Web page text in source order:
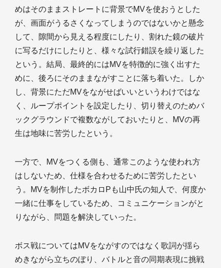
めはそのままストレートに背景でMVを使おうとした
が、画面がうるさくなってしまうのではないかと懸念
して、隙間から見える程度にしたり、割れた鏡の破片
に写るだけにしたりと、様々な試行錯誤を繰り返した
という。結局、最終的にはMVを特徴的に強く出すた
めに、後ろにそのままながすことに落ち着いた。しか
し、背景にただMVをながせばいいというわけではな
く、ループポイントを設定したり、切り替えのためバ
ックグラウンドで複数ながしておいたりと、MVの再
生は地味に苦労したという。
一方で、MVをつくる側も、通常このような使われ方
はしないため、仕様を合わせるために苦労したとい
う。MVを制作したボカロPも山中氏の知人で、何度か
一緒に仕事をしているため、コミュニケーションがと
りながら、問題を解決していった。
ボス戦についてはMVをながすのではなく歌詞が揺ら
めきながら立ちのぼり、バトルと音の同期表現に挑戦